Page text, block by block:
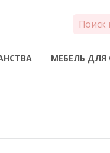
МЕБЕЛЬ ДЛЯ